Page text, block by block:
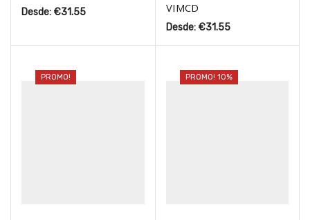
Desde: €31.55
VIMCD
Desde: €31.55
PROMO! PROMO! 10%